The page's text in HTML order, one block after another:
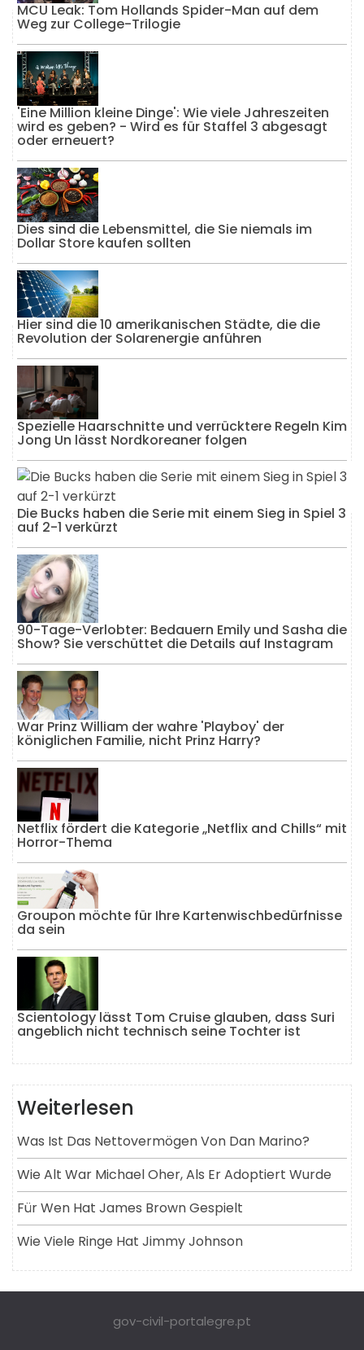
MCU Leak: Tom Hollands Spider-Man auf dem
Weg zur College-Trilogie
'Eine Million kleine Dinge': Wie viele Jahreszeiten
wird es geben? - Wird es für Staffel 3 abgesagt
oder erneuert?
Dies sind die Lebensmittel, die Sie niemals im
Dollar Store kaufen sollten
Hier sind die 10 amerikanischen Städte, die die
Revolution der Solarenergie anführen
Spezielle Haarschnitte und verrücktere Regeln Kim
Jong Un lässt Nordkoreaner folgen
Die Bucks haben die Serie mit einem Sieg in Spiel 3
auf 2-1 verkürzt
90-Tage-Verlobter: Bedauern Emily und Sasha die
Show? Sie verschüttet die Details auf Instagram
War Prinz William der wahre 'Playboy' der
königlichen Familie, nicht Prinz Harry?
Netflix fördert die Kategorie „Netflix and Chills“ mit
Horror-Thema
Groupon möchte für Ihre Kartenwischbedürfnisse
da sein
Scientology lässt Tom Cruise glauben, dass Suri
angeblich nicht technisch seine Tochter ist
Weiterlesen
Was Ist Das Nettovermögen Von Dan Marino?
Wie Alt War Michael Oher, Als Er Adoptiert Wurde
Für Wen Hat James Brown Gespielt
Wie Viele Ringe Hat Jimmy Johnson
gov-civil-portalegre.pt